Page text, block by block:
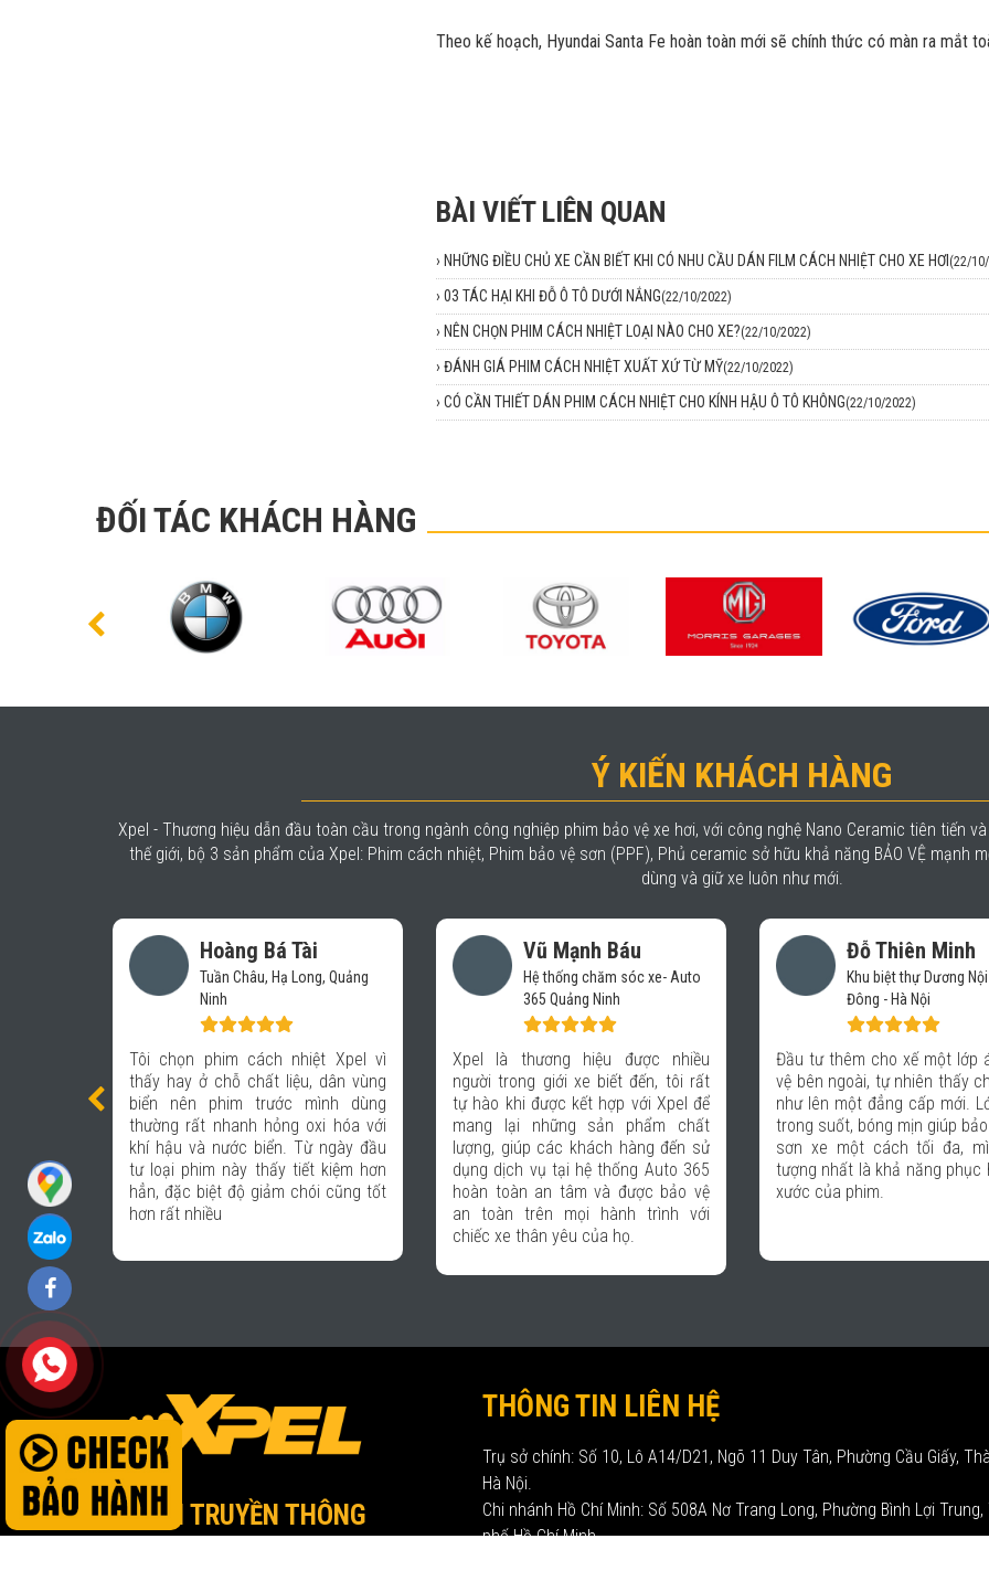
Theo kế hoạch, Hyundai Santa Fe hoàn toàn mới sẽ chính thức có màn ra mắt
BÀI VIẾT LIÊN QUAN
› NHỮNG ĐIỀU CHỦ XE CẦN BIẾT KHI CÓ NHU CẦU DÁN FILM CÁCH NHIỆT CHO XE HƠI (22/
› 03 TÁC HẠI KHI ĐỖ Ô TÔ DƯỚI NẮNG(22/10/2022)
› NÊN CHỌN PHIM CÁCH NHIỆT LOẠI NÀO CHO XE?(22/10/2022)
› ĐÁNH GIÁ PHIM CÁCH NHIỆT XUẤT XỨ TỪ MỸ(22/10/2022)
› CÓ CẦN THIẾT DÁN PHIM CÁCH NHIỆT CHO KÍNH HẬU Ô TÔ KHÔNG(22/10/2022)
ĐỐI TÁC KHÁCH HÀNG
Ý KIẾN KHÁCH HÀNG
Xpel - Thương hiệu dẫn đầu toàn cầu trong ngành công nghiệp phim bảo vệ xe hơi, với công nghệ Nano Ceramic tiên tiến
thế giới, bộ 3 sản phẩm của Xpel: Phim cách nhiệt, Phim bảo vệ sơn (PPF), Phủ ceramic sở hữu khả năng BẢO VỆ mạnh
dùng và giữ xe luôn như mới.
hơn
tốt
Vũ Mạnh Báu
Hệ thống chăm sóc xe- Auto
365 Quảng Ninh
Xpel là thương hiệu được nhiều
người trong giới xe biết đến, tôi rất
tự hào khi được kết hợp với Xpel để
mang lại những sản phẩm chất
lượng, giúp các khách hàng đến sử
dụng dịch vụ tại hệ thống Auto 365
hoàn toàn an tâm và được bảo vệ
an toàn trên mọi hành trình với
Đỗ Thiên Minh
Khu biệt thự Dương Nội - Hà
Đông - Hà Nội
Đầu tư thêm cho xế một lớp áo bảo
vệ bên ngoài, tự nhiên thấy chiếc xe
như lên một đẳng cấp mới. Lớp phủ
trong suốt, bóng mịn giúp bảo vệ lớp
sơn xe một cách tối đa, mình ấn
tượng nhất là khả năng phục hồi vết
xước của phim.
Trần Nhật Minh
Chủ cơ sở Nhật Minh
Nhu cầu dán phim cách nhiệt
tô ngày càng cao, đa số
hàng đến với Auto của tôi
Xpel có lẽ vì chất lượng
chuyên nghiệp từ chăm sóc
hàng, chính sách bảo hành
ngũ kỹ thuật thi công. Do
yên tâm khi lựa chọn Xpel là
KÊNH TRUYỀN THÔNG
THÔNG TIN LIÊN HỆ
Trụ sở chính: Số 10, Lô A14/D21, Ngõ 11 Duy Tân, Phường Cầu Giấy,
Hà Nội.
Chi nhánh Hồ Chí Minh: Số 508A Nơ Trang Long, Phường Bình Lợi Trung,
phố Hồ Chí Minh.